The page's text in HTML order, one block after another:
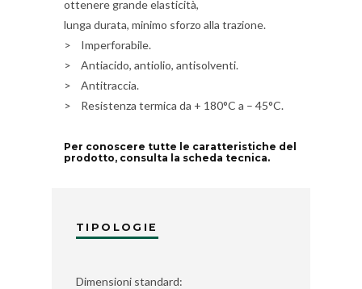
ottenere grande elasticità,
lunga durata, minimo sforzo alla trazione.
> Imperforabile.
> Antiacido, antiolio, antisolventi.
> Antitraccia.
> Resistenza termica da + 180°C a – 45°C.
Per conoscere tutte le caratteristiche del
prodotto, consulta la scheda tecnica.
TIPOLOGIE
Dimensioni standard: